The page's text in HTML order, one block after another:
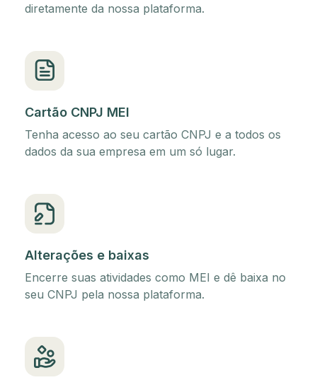
diretamente da nossa plataforma.
Cartão CNPJ MEI
Tenha acesso ao seu cartão CNPJ e a todos os
dados da sua empresa em um só lugar.
Alterações e baixas
Encerre suas atividades como MEI e dê baixa no
seu CNPJ pela nossa plataforma.